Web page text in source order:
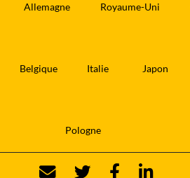
Allemagne Royaume-Uni
Belgique Italie Japon
Pologne